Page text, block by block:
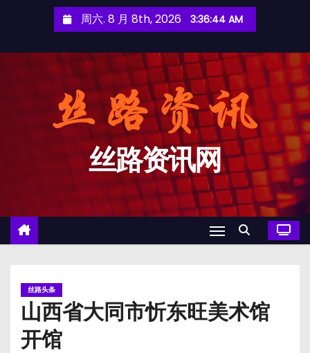
周六. 8 月 8th, 2026 3:36:44 AM
丝路资讯网
丝路头条
山西省大同市忻东旺美术馆
开馆